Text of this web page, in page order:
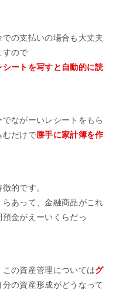
の支払いの場合も大丈夫
すので
ートを写すと自動的に読
ながーいレシートをもら
むだけで勝手に家計簿を作
的です。
あって、金融商品がこれ
金がえーいくらだっ
の資産管理についてはグ
分の資産形成がどうなって